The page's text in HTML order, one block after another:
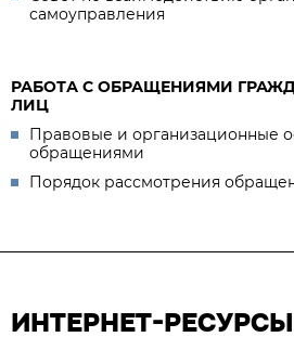
самоуправления
РАБОТА С ОБРАЩЕНИЯМИ
ЛИЦ
Правовые и организационные
обращениями
Порядок рассмотрения
ИНТЕРНЕТ-РЕСУРСЫ